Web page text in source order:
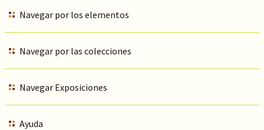
Navegar por los elementos
Navegar por las colecciones
Navegar Exposiciones
Ayuda